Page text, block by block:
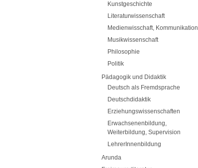
Kunstgeschichte
Literaturwissenschaft
Medienwisschaft, Kommunikation
Musikwissenschaft
Philosophie
Politik
Pädagogik und Didaktik
Deutsch als Fremdsprache
Deutschdidaktik
Erziehungswissenschaften
Erwachsenenbildung,
Weiterbildung, Supervision
LehrerInnenbildung
Arunda